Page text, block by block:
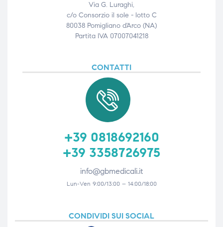
Via G. Luraghi,
c/o Consorzio il sole - lotto C
80038 Pomigliano d'Arco (NA)
Partita IVA 07007041218
CONTATTI
+39 0818692160
+39 3358726975
info@gbmedicali.it
Lun-Ven 9:00/13:00 – 14:00/18:00
CONDIVIDI SUI SOCIAL